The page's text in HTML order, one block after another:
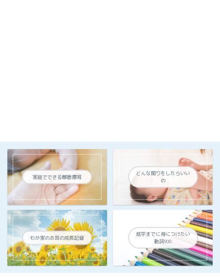
家庭でできる難聴療育
どんな関りをしたらいい
の
わが家のお耳の成長記録
就学までに身につけたい
動詞900